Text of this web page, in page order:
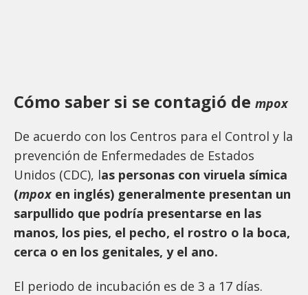
Cómo saber si se contagió de mpox
De acuerdo con los Centros para el Control y la
prevención de Enfermedades de Estados
Unidos (CDC), las personas con viruela símica
(mpox en inglés) generalmente presentan un
sarpullido que podría presentarse en las
manos, los pies, el pecho, el rostro o la boca,
cerca o en los genitales, y el ano.
El periodo de incubación es de 3 a 17 días.